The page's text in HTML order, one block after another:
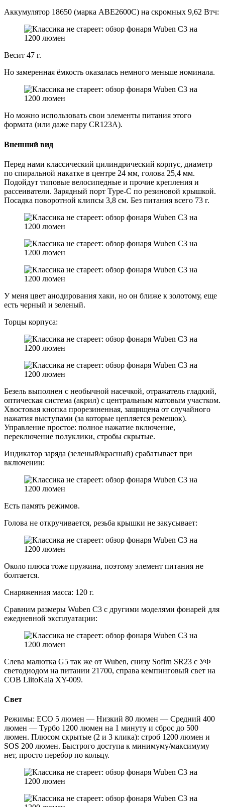
Аккумулятор 18650 (марка ABE2600C) на скромных 9,62 Втч:
Весит 47 г.
Но замеренная ёмкость оказалась немного меньше номинала.
Но можно использовать свои элементы питания этого
формата (или даже пару CR123A).
Внешний вид
Перед нами классический цилиндрический корпус, диаметр
по спиральной накатке в центре 24 мм, голова 25,4 мм.
Подойдут типовые велосипедные и прочие крепления и
рассеиватели. Зарядный порт Type-C по резиновой крышкой.
Посадка поворотной клипсы 3,8 см. Без питания всего 73 г.
У меня цвет анодирования хаки, но он ближе к золотому, еще
есть черный и зеленый.
Торцы корпуса:
Безель выполнен с необычной насечкой, отражатель гладкий,
оптическая система (акрил) с центральным матовым участком.
Хвостовая кнопка прорезиненная, защищена от случайного
нажатия выступами (за которые цепляется ремешок).
Управление простое: полное нажатие включение,
переключение полуклики, стробы скрытые.
Индикатор заряда (зеленый/красный) срабатывает при
включении:
Есть память режимов.
Голова не откручивается, резьба крышки не закусывает:
Около плюса тоже пружина, поэтому элемент питания не
болтается.
Снаряженная масса: 120 г.
Сравним размеры Wuben C3 с другими моделями фонарей для
ежедневной эксплуатации:
Слева малютка G5 так же от Wuben, снизу Sofirn SR23 с УФ
светодиодом на питании 21700, справа кемпинговый свет на
COB LiitoKala XY-009.
Свет
Режимы: ECO 5 люмен — Низкий 80 люмен — Средний 400
люмен — Турбо 1200 люмен на 1 минуту и сброс до 500
люмен. Плюсом скрытые (2 и 3 клика): строб 1200 люмен и
SOS 200 люмен. Быстрого доступа к минимуму/максимуму
нет, просто перебор по кольцу.